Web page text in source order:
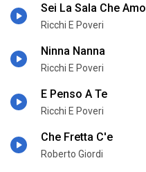
Sei La Sala Che Amo
Ricchi E Poveri
Ninna Nanna
Ricchi E Poveri
E Penso A Te
Ricchi E Poveri
Che Fretta C'e
Roberto Giordi